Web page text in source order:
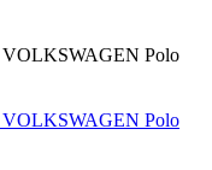
VOLKSWAGEN Polo